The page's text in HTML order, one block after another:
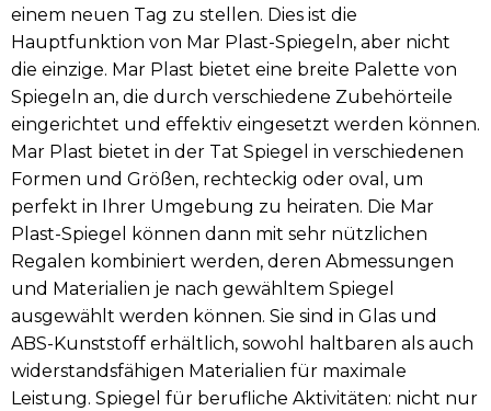
einem neuen Tag zu stellen. Dies ist die
Hauptfunktion von Mar Plast-Spiegeln, aber nicht
die einzige. Mar Plast bietet eine breite Palette von
Spiegeln an, die durch verschiedene Zubehörteile
eingerichtet und effektiv eingesetzt werden können.
Mar Plast bietet in der Tat Spiegel in verschiedenen
Formen und Größen, rechteckig oder oval, um
perfekt in Ihrer Umgebung zu heiraten. Die Mar
Plast-Spiegel können dann mit sehr nützlichen
Regalen kombiniert werden, deren Abmessungen
und Materialien je nach gewähltem Spiegel
ausgewählt werden können. Sie sind in Glas und
ABS-Kunststoff erhältlich, sowohl haltbaren als auch
widerstandsfähigen Materialien für maximale
Leistung. Spiegel für berufliche Aktivitäten: nicht nur